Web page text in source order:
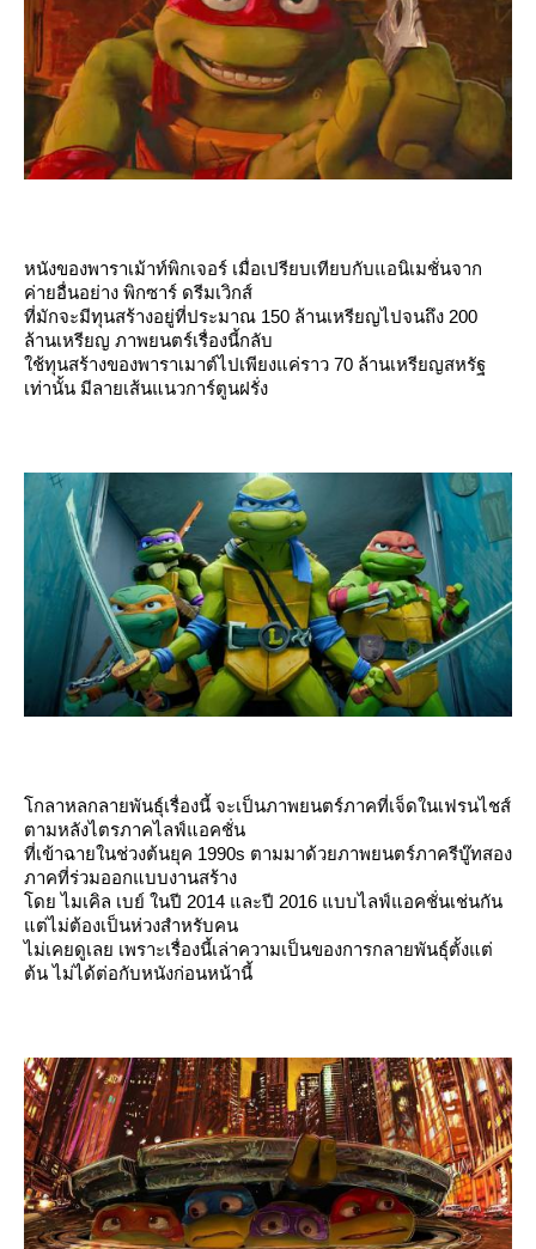
หนังของพาราเม้าท์พิกเจอร์ เมื่อเปรียบเทียบกับแอนิเมชั่นจาก
ค่ายอื่นอย่าง พิกซาร์ ดรีมเวิกส์
ที่มักจะมีทุนสร้างอยู่ที่ประมาณ 150 ล้านเหรียญไปจนถึง 200
ล้านเหรียญ ภาพยนตร์เรื่องนี้กลับ
ช้ทุนสร้างของพาราเมาต์ไปเพียงแค่ราว 70 ล้านเหรียญสหรัฐ
เท่านั้น มีลายเส้นแนวการ์ตูนฝรั่ง
กลาหลกลายพันธุ์เรื่องนี้ จะเป็นภาพยนตร์ภาคที่เจ็ดในเฟรนไชส์
ตามหลังไตรภาคไลฟ์แอคชั่น
ที่เข้าฉายในช่วงต้นยุค 1990s ตามมาด้วยภาพยนตร์ภาครีบู๊ทสอง
ภาคที่ร่วมออกแบบงานสร้าง
ดย ไมเคิล เบย์ ในปี 2014 และปี 2016 แบบไลฟ์แอคชั่นเช่นกัน
ต่ไม่ต้องเป็นห่วงสำหรับคน
ไม่เคยดูเลย เพราะเรื่องนี้เล่าความเป็นของการกลายพันธุ์ตั้งแต่
ต้น ไม่ได้ต่อกับหนังก่อนหน้านี้